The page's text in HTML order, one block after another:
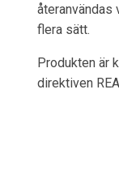
återanvändas
flera sätt.
Produkten är
direktiven